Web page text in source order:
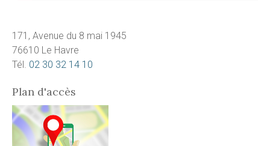
171, Avenue du 8 mai 1945
76610 Le Havre
Tél. 02 30 32 14 10
Plan d'accès